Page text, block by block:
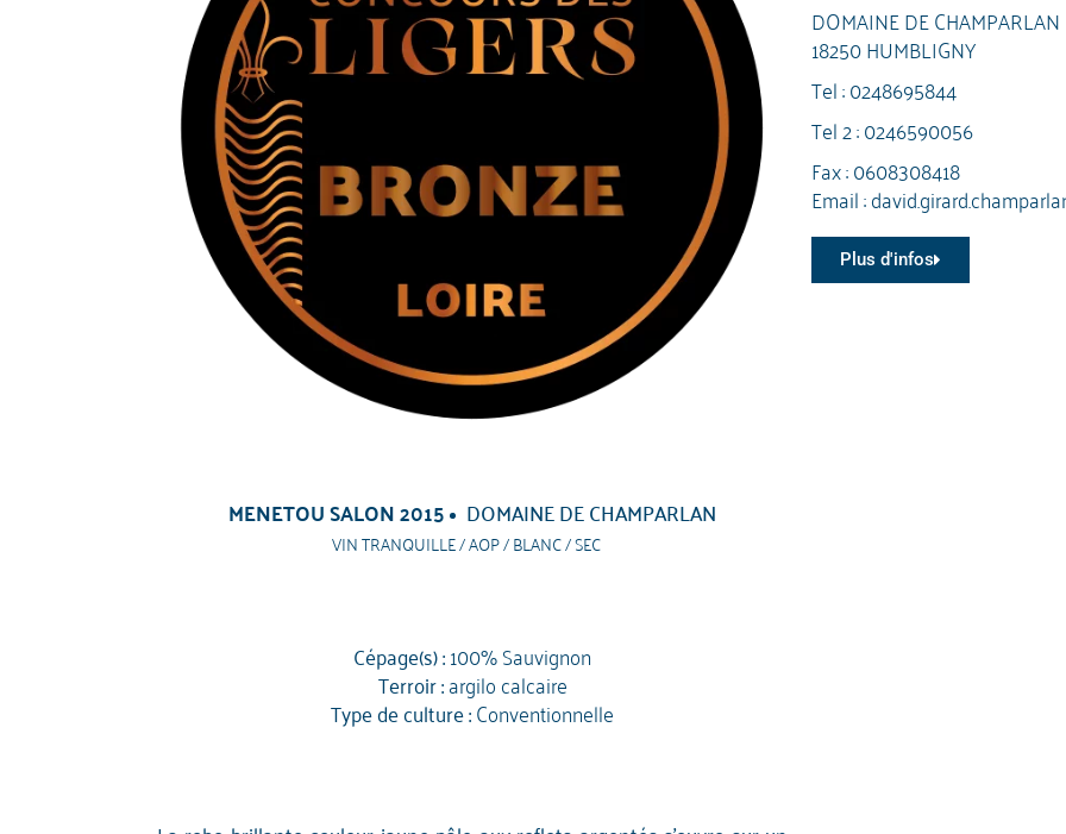
MENETOU SALON 2015 DOMAINE DE CHAMPARLAN
VIN TRANQUILLE / AOP / BLANC / SEC
Cépage(s) :100% Sauvignon
Terroir :argilo calcaire
Type de culture :Conventionnelle
DOMAINE DE CHAMPARLAN
18250 HUMBLIGNY
Tel :0248695844
Tel 2 :0246590056
Fax : 0608308418
Email :
Plus d'infos